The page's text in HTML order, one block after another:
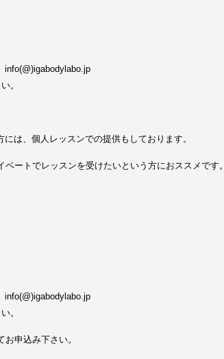
。
は、個人レッスンでの提供もしております。
ートでレッスンを受けたいという方におススメです。
。
お申込み下さい。